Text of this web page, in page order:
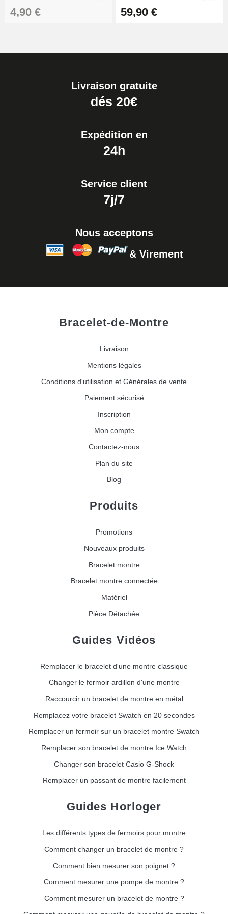
4,90 € 59,90 €
Livraison gratuite
dés 20€
Expédition en
24h
Service client
7j/7
Nous acceptons
& Virement
Bracelet-de-Montre
Livraison
Mentions légales
Conditions d'utilisation et Générales de vente
Paiement sécurisé
Inscription
Mon compte
Contactez-nous
Plan du site
Blog
Produits
Promotions
Nouveaux produits
Bracelet montre
Bracelet montre connectée
Matériel
Pièce Détachée
Guides Vidéos
Remplacer le bracelet d'une montre classique
Changer le fermoir ardillon d'une montre
Raccourcir un bracelet de montre en métal
Remplacez votre bracelet Swatch en 20 secondes
Remplacer un fermoir sur un bracelet montre Swatch
Remplacer son bracelet de montre Ice Watch
Changer son bracelet Casio G-Shock
Remplacer un passant de montre facilement
Guides Horloger
Les différents types de fermoirs pour montre
Comment changer un bracelet de montre ?
Comment bien mesurer son poignet ?
Comment mesurer une pompe de montre ?
Comment mesurer un bracelet de montre ?